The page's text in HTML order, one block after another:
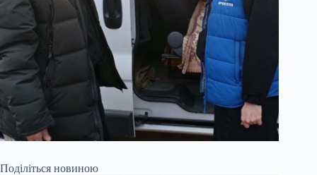
Поділіться новиною